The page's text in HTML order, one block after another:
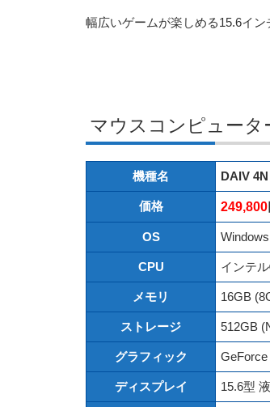
幅広いゲームが楽しめる15.6イ
マウスコンピュータ
機種名 DAIV
価格 249,800
OS
CPU インテ
メモリ 16GB
ストレージ 512GB
グラフィック
ディスプレイ 15.6型